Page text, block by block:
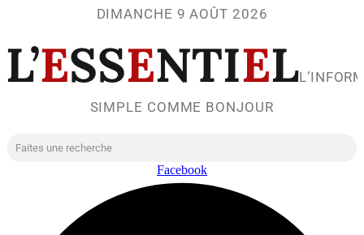
DIMANCHE 9 AOÛT 2026
L’ESSENTIEL
SIMPLE COMME BONJOUR
Facebook